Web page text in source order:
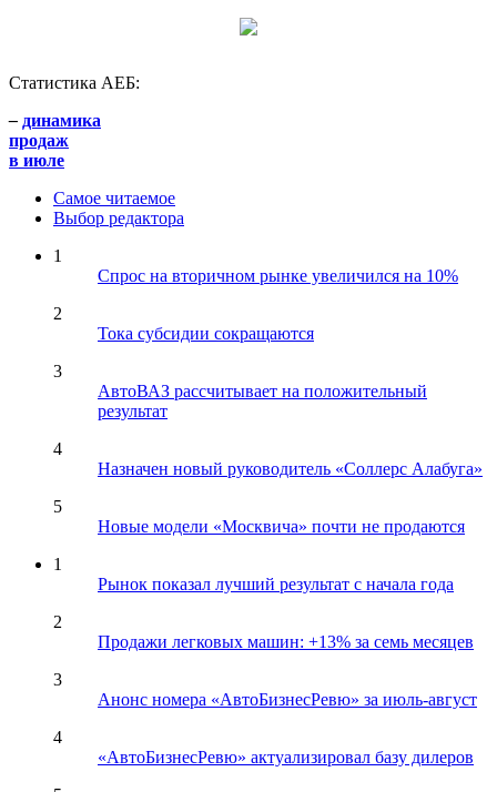
Статистика АЕБ:
– динамика
продаж
в июле
Самое читаемое
Выбор редактора
1
Спрос на вторичном рынке увеличился на 10%
2
Тока субсидии сокращаются
3
АвтоВАЗ рассчитывает на положительный
результат
4
Назначен новый руководитель «Соллерс Алабуга»
5
Новые модели «Москвича» почти не продаются
1
Рынок показал лучший результат с начала года
2
Продажи легковых машин: +13% за семь месяцев
3
Анонс номера «АвтоБизнесРевю» за июль-август
4
«АвтоБизнесРевю» актуализировал базу дилеров